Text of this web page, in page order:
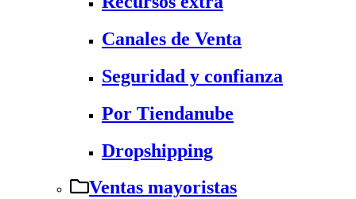
Canales de Venta
Seguridad y confianza
Por Tiendanube
Dropshipping
Ventas mayoristas